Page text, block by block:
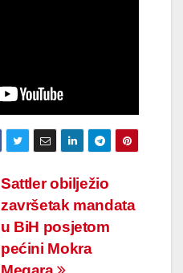
Sattler obilježio
završetak mandata
u BiH posjetom
pećini Mokra